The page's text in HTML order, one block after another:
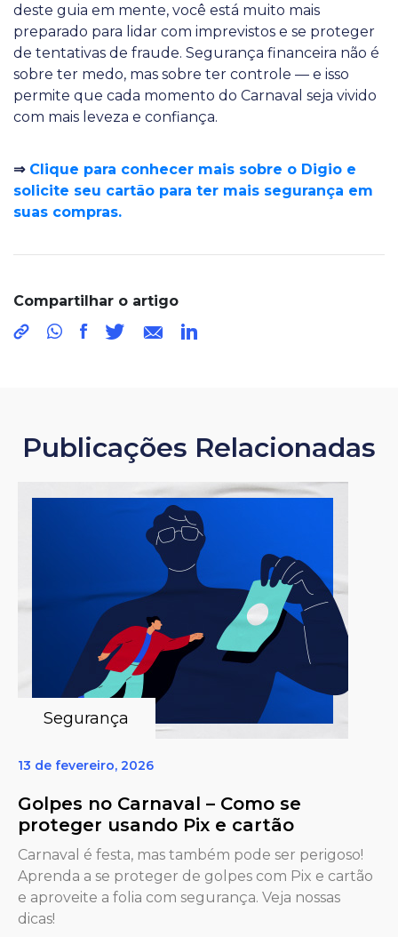
deste guia em mente, você está muito mais
preparado para lidar com imprevistos e se proteger
de tentativas de fraude. Segurança financeira não é
sobre ter medo, mas sobre ter controle — e isso
permite que cada momento do Carnaval seja vivido
com mais leveza e confiança.
⇒ Clique para conhecer mais sobre o Digio e
solicite seu cartão para ter mais segurança em
suas compras.
Compartilhar o artigo
Publicações Relacionadas
Segurança
13 de fevereiro, 2026
Golpes no Carnaval – Como se
proteger usando Pix e cartão
Carnaval é festa, mas também pode ser perigoso!
Aprenda a se proteger de golpes com Pix e cartão
e aproveite a folia com segurança. Veja nossas
dicas!